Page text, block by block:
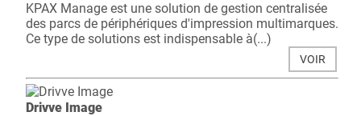
KPAX Manage est une solution de gestion centralisée
des parcs de périphériques d'impression multimarques.
Ce type de solutions est indispensable à(...)
VOIR
Drivve Image